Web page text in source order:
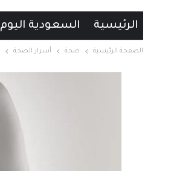
الرئيسية السعودية اليوم
الصفحة الرئيسية صحة أسرار الصحة